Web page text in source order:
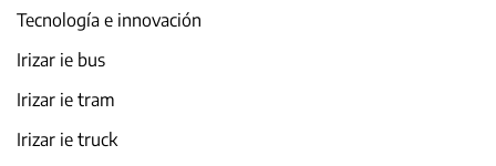
Tecnología e innovación
Irizar ie bus
Irizar ie tram
Irizar ie truck